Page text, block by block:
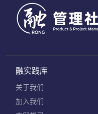
融实践库
关于我们
加入我们